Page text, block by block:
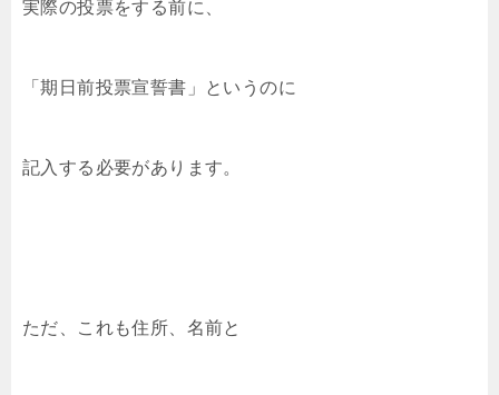
実際の投票をする前に、
「期日前投票宣誓書」というのに
記入する必要があります。
ただ、これも住所、名前と